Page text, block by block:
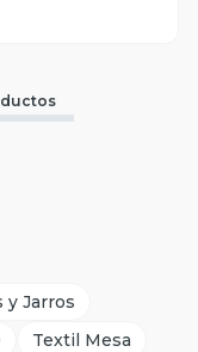
y Jarros
Textil Mesa